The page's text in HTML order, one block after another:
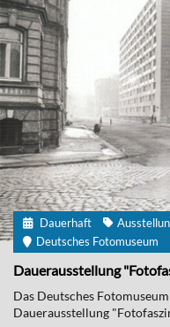
Dauerhaft
Deutsches Fotomuseum
Dauerausstellung
Das Deutsches
Dauerausstellung